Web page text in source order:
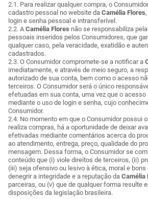
2.1. Para realizar qualquer compra, o
cadastro pessoal no website da Camélia Flores
login e senha pessoal e intransferível.
2.2. A Camélia Flores não se responsabiliza
pessoais inseridos pelos Consumidores, que
qualquer caso, pela veracidade, exatidão e
cadastrados.
2.3. O Consumidor compromete-se a notificar a
imediatamente, e através de meio seguro, a
autorizado de sua conta, bem como o acesso
terceiros. O Consumidor será o único
efetuadas em sua conta, uma vez que o acesso
mediante o uso de login e senha, cujo
Consumidor.
2.4. No momento em que o Consumidor possui
realiza compras, há a oportunidade de deixar
efetivadas mediante comentários acerca do
ao atendimento, entrega, preço, qualidade do
mensagem. Dessa forma, o Consumidor se
conteúdo que (i) viole direitos de terceiros, (ii)
(iii) seja ofensivo ou lesivo à ética, moral e
denegrir a integridade e a reputação da Camélia
parceiras, ou (v) que de qualquer forma resulte
disposições da legislação brasileira.